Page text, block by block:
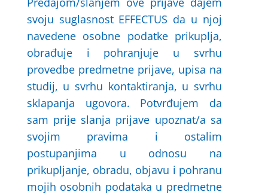
svoju suglasnost EFFECTUS da u njoj
navedene osobne podatke prikuplja,
obrađuje i pohranjuje u svrhu
provedbe predmetne prijave, upisa na
studij, u svrhu kontaktiranja, u svrhu
sklapanja ugovora. Potvrđujem da
sam prije slanja prijave upoznat/a sa
svojim pravima i ostalim
postupanjima u odnosu na
prikupljanje, obradu, objavu i pohranu
mojih osobnih podataka u predmetne